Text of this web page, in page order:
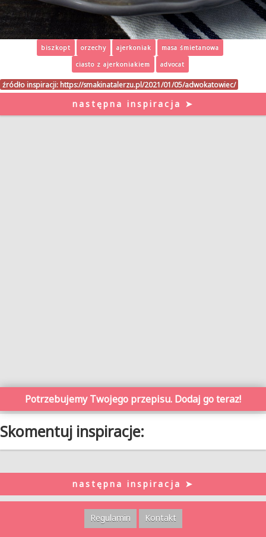
biszkopt orzechy ajerkoniak
masa śmietanowa
ciasto z ajerkoniakiem
advocat
źródło inspiracji: https://smakinatalerzu.pl/2021/01/05/adwokatowiec/
następna inspiracja ➤
Potrzebujemy Twojego przepisu. Dodaj go teraz!
Skomentuj inspiracje:
następna inspiracja ➤
Regulamin Kontakt